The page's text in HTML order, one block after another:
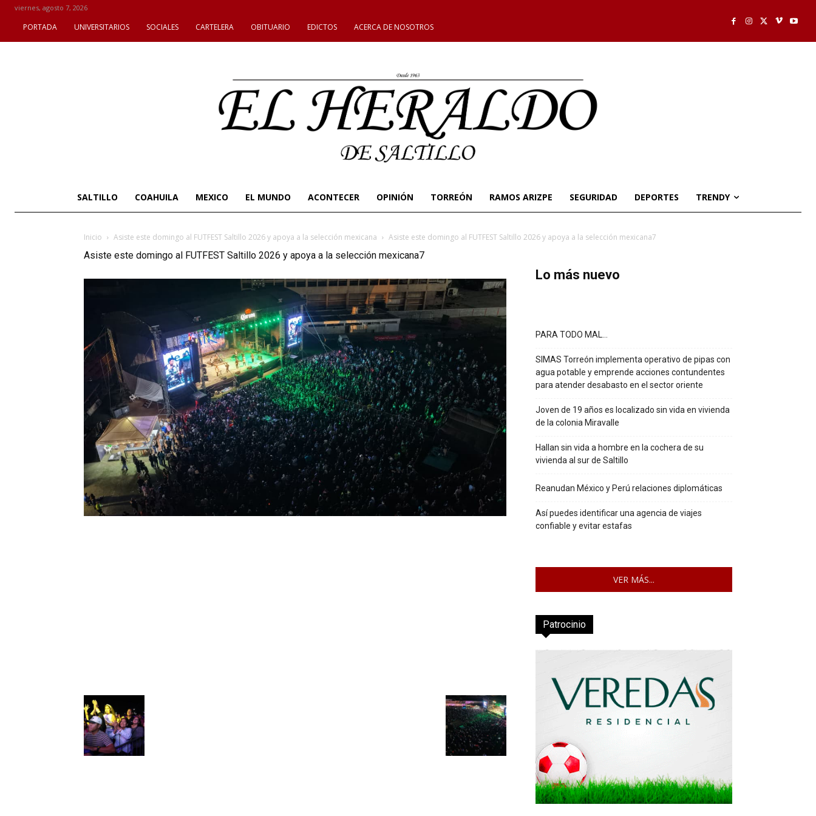
viernes, agosto 7, 2026
PORTADA UNIVERSITARIOS SOCIALES CARTELERA OBITUARIO EDICTOS ACERCA DE NOSOTROS
SALTILLO COAHUILA MEXICO EL MUNDO ACONTECER OPINIÓN TORREÓN RAMOS ARIZPE SEGURIDAD DEPORTES TRENDY
Inicio Asiste este domingo al FUTFEST Saltillo 2026 y apoya a la selección mexicana Asiste este domingo al FUTFEST Saltillo 2026 y apoya a la selección mexicana7
Asiste este domingo al FUTFEST Saltillo 2026 y apoya a la selección mexicana7
Lo más nuevo
PARA TODO MAL…
SIMAS Torreón implementa operativo de pipas con
agua potable y emprende acciones contundentes
para atender desabasto en el sector oriente
Joven de 19 años es localizado sin vida en vivienda
de la colonia Miravalle
Hallan sin vida a hombre en la cochera de su
vivienda al sur de Saltillo
Reanudan México y Perú relaciones diplomáticas
Así puedes identificar una agencia de viajes
confiable y evitar estafas
VER MÁS...
Patrocinio